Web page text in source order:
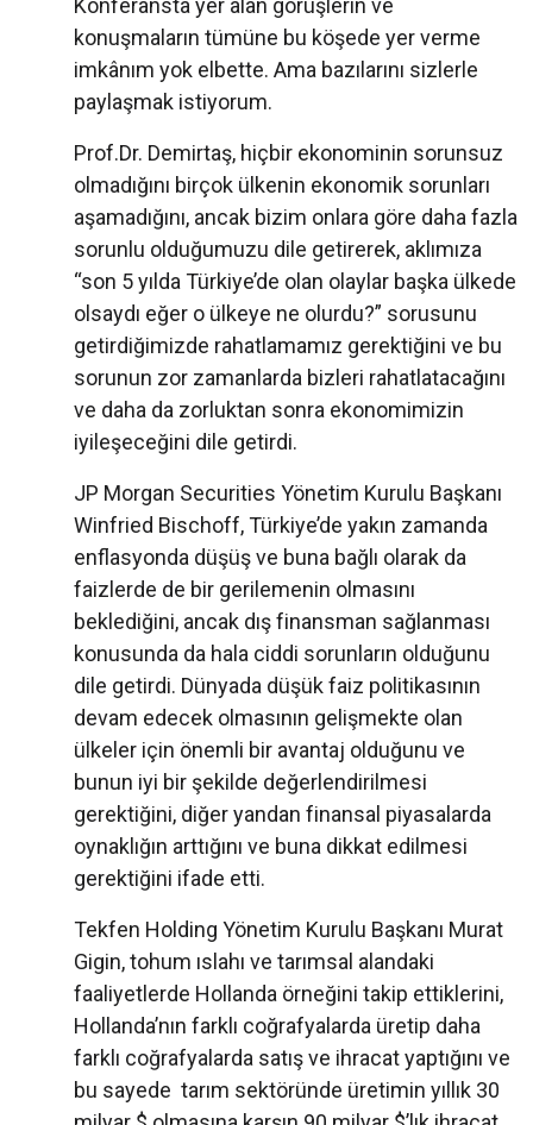
Konferansta yer alan görüşlerin ve
konuşmaların tümüne bu köşede yer verme
imkânım yok elbette. Ama bazılarını sizlerle
paylaşmak istiyorum.
Prof.Dr. Demirtaş, hiçbir ekonominin sorunsuz
olmadığını birçok ülkenin ekonomik sorunları
aşamadığını, ancak bizim onlara göre daha fazla
sorunlu olduğumuzu dile getirerek, aklımıza
“son 5 yılda Türkiye’de olan olaylar başka ülkede
olsaydı eğer o ülkeye ne olurdu?” sorusunu
getirdiğimizde rahatlamamız gerektiğini ve bu
sorunun zor zamanlarda bizleri rahatlatacağını
ve daha da zorluktan sonra ekonomimizin
iyileşeceğini dile getirdi.
JP Morgan Securities Yönetim Kurulu Başkanı
Winfried Bischoff, Türkiye’de yakın zamanda
enflasyonda düşüş ve buna bağlı olarak da
faizlerde de bir gerilemenin olmasını
beklediğini, ancak dış finansman sağlanması
konusunda da hala ciddi sorunların olduğunu
dile getirdi. Dünyada düşük faiz politikasının
devam edecek olmasının gelişmekte olan
ülkeler için önemli bir avantaj olduğunu ve
bunun iyi bir şekilde değerlendirilmesi
gerektiğini, diğer yandan finansal piyasalarda
oynaklığın arttığını ve buna dikkat edilmesi
gerektiğini ifade etti.
Tekfen Holding Yönetim Kurulu Başkanı Murat
Gigin, tohum ıslahı ve tarımsal alandaki
faaliyetlerde Hollanda örneğini takip ettiklerini,
Hollanda’nın farklı coğrafyalarda üretip daha
farklı coğrafyalarda satış ve ihracat yaptığını ve
bu sayede tarım sektöründe üretimin yıllık 30